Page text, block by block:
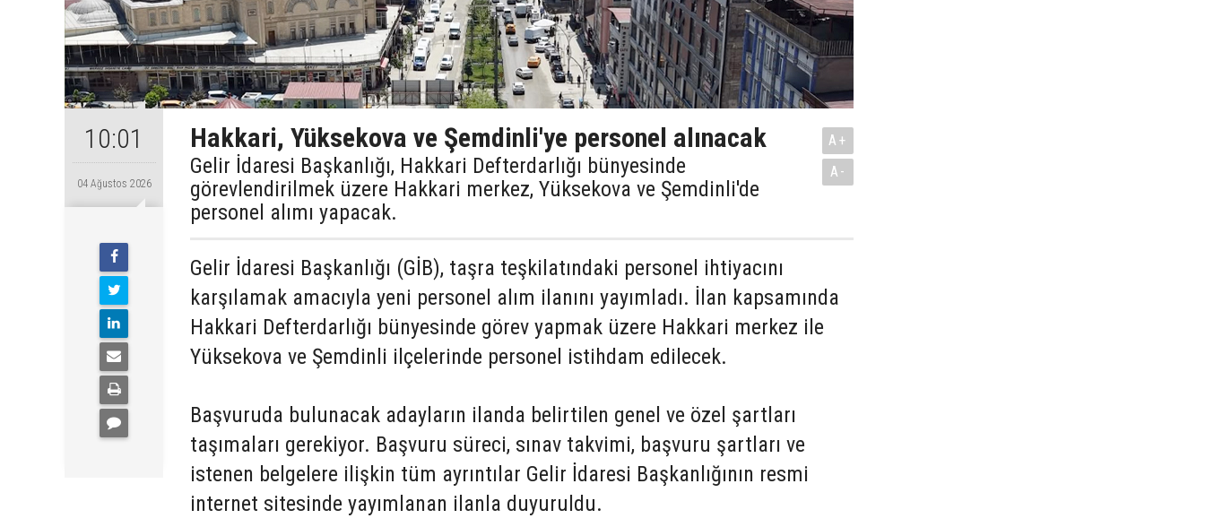
10:01
04 Ağustos 2026
Hakkari, Yüksekova ve Şemdinli'ye personel alınacak
Gelir İdaresi Başkanlığı, Hakkari Defterdarlığı bünyesinde
görevlendirilmek üzere Hakkari merkez, Yüksekova ve Şemdinli'de
personel alımı yapacak.
A+
A-
Gelir İdaresi Başkanlığı (GİB), taşra teşkilatındaki personel ihtiyacını
karşılamak amacıyla yeni personel alım ilanını yayımladı. İlan kapsamında
Hakkari Defterdarlığı bünyesinde görev yapmak üzere Hakkari merkez ile
Yüksekova ve Şemdinli ilçelerinde personel istihdam edilecek.
Başvuruda bulunacak adayların ilanda belirtilen genel ve özel şartları
taşımaları gerekiyor. Başvuru süreci, sınav takvimi, başvuru şartları ve
istenen belgelere ilişkin tüm ayrıntılar Gelir İdaresi Başkanlığının resmi
internet sitesinde yayımlanan ilanla duyuruldu.